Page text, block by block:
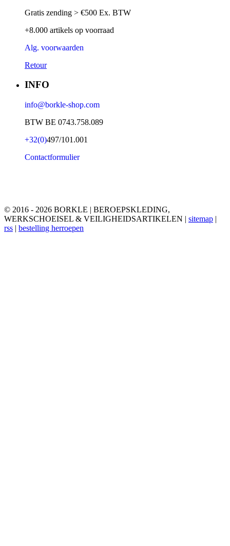
Gratis zending > €500 Ex. BTW
+8.000 artikels op voorraad
Alg. voorwaarden
Retour
INFO
info@borkle-shop.com
BTW BE 0743.758.089
+32(0)497/101.001
Contactformulier
© 2016 - 2026 BORKLE | BEROEPSKLEDING,
WERKSCHOEISEL & VEILIGHEIDSARTIKELEN | sitemap |
rss | bestelling herroepen